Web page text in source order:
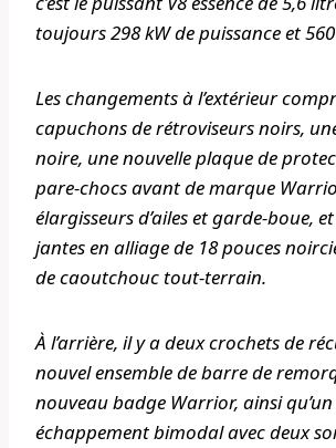
toujours 298 kW de puissance et
Les changements à l’extérieur
capuchons de rétroviseurs noirs,
noire, une nouvelle plaque de
pare-chocs avant de marque
élargisseurs d’ailes et garde-boue,
jantes en alliage de 18 pouces
de caoutchouc tout-terrain.
À l’arrière, il y a deux crochets de
nouvel ensemble de barre de
nouveau badge Warrior, ainsi
échappement bimodal avec deux